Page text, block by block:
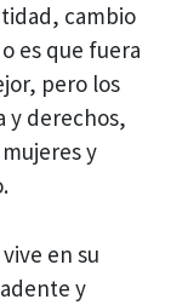
cambio
es que fuera
pero los
y derechos,
y
en su
y